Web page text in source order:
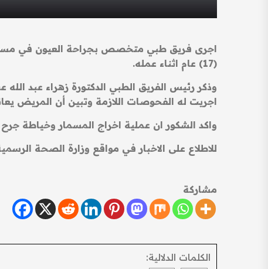
اجرى فريق طبي متخصص بجراحة العيون في
(17) عام اثناء عمله.
وذكر رئيس الفريق الطبي الدكتورة زهراء عبد
اجريت له الفحوصات اللازمة وتبين أن المريض
واكد الشكور ان عملية اخراج المسمار وخياطة
للاطلاع على الاخبار في مواقع وزارة الصحة
مشاركة
الكلمات الدلالية: